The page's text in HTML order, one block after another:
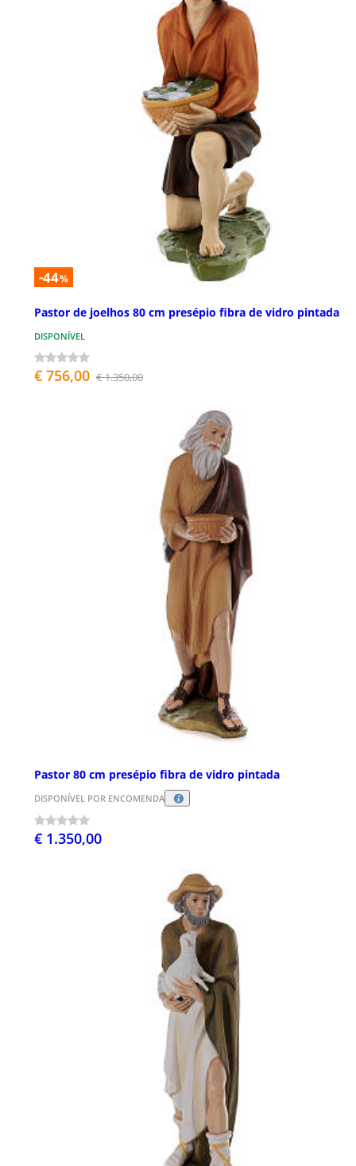
-44%
Pastor de joelhos 80 cm presépio fibra de vidro pintada
DISPONÍVEL
€ 756,00 € 1.350,00
Pastor 80 cm presépio fibra de vidro pintada
DISPONÍVEL POR ENCOMENDA
€ 1.350,00